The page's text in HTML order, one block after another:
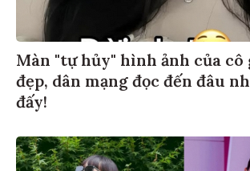
Màn "tự hủy" hình ảnh của cô
đẹp, dân mạng đọc đến đâu
đấy!